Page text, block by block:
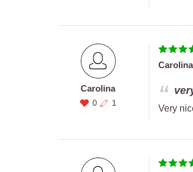
Carolina
0 1
Carolina
Very